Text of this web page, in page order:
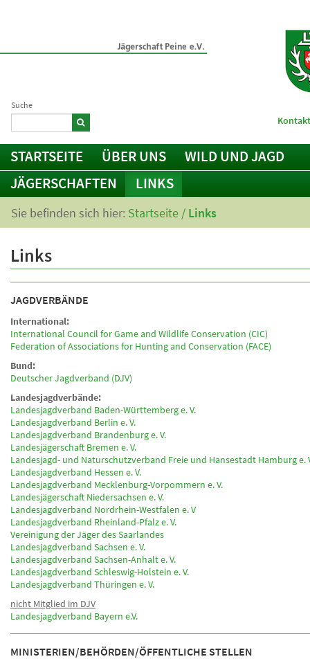
Suche
STARTSEITE ÜBER UNS
WILD UND JAGD
JÄGERSCHAFTEN
LINKS
Sie befinden sich hier: Startseite / Links
Links
JAGDVERBÄNDE
International:
International Council for Game and Wildlife Conservation (CIC)
Federation of Associations for Hunting and Conservation (FACE)
Bund:
Deutscher Jagdverband (DJV)
Landesjagdverbände:
Landesjagdverband Baden-Württemberg e. V.
Landesjagdverband Berlin e. V.
Landesjagdverband Brandenburg e. V.
Landesjägerschaft Bremen e. V.
Landesjagd- und Naturschutzverband Freie und Hansestadt Hamburg e.
Landesjagdverband Hessen e. V.
Landesjagdverband Mecklenburg-Vorpommern e. V.
Landesjägerschaft Niedersachsen e. V.
Landesjagdverband Nordrhein-Westfalen e. V
Landesjagdverband Rheinland-Pfalz e. V.
Vereinigung der Jäger des Saarlandes
Landesjagdverband Sachsen e. V.
Landesjagdverband Sachsen-Anhalt e. V.
Landesjagdverband Schleswig-Holstein e. V.
Landesjagdverband Thüringen e. V.
nicht Mitglied im DJV
Landesjagdverband Bayern e.V.
MINISTERIEN/BEHÖRDEN/ÖFFENTLICHE STELLEN